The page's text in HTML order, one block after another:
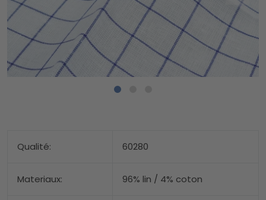
Qualité: 60280
Materiaux: 96% lin / 4% coton